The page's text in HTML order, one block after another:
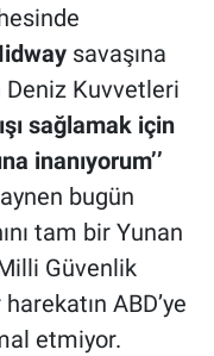
savaşına
Kuvvetleri
sağlamak için
inanıyorum’’
bugün
tam bir Yunan
Güvenlik
ABD’ye
etmiyor.